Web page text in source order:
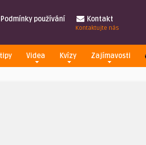
Podmínky používání Kontakt
Kontaktujte nás
Videa Kvízy Zajímavosti